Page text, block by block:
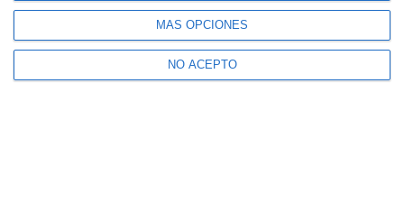
MÁS OPCIONES
NO ACEPTO